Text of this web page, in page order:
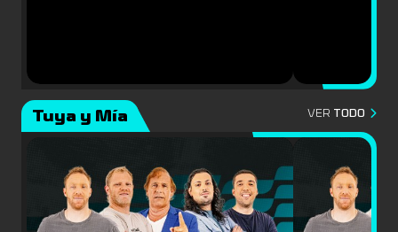
Tuya y Mía VER TODO